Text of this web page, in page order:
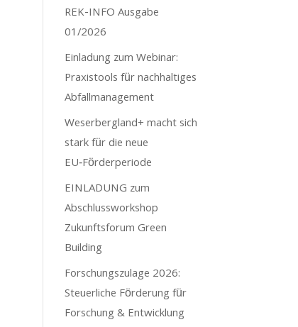
REK-INFO Ausgabe
01/2026
Einladung zum Webinar:
Praxistools für nachhaltiges
Abfallmanagement
Weserbergland+ macht sich
stark für die neue
EU‑Förderperiode
EINLADUNG zum
Abschlussworkshop
Zukunftsforum Green
Building
Forschungszulage 2026:
Steuerliche Förderung für
Forschung & Entwicklung